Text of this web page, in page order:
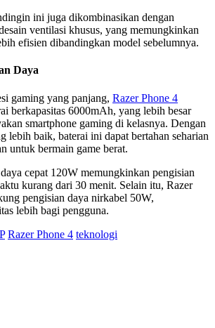
ini juga dikombinasikan dengan
ventilasi khusus, yang memungkinkan
efisien dibandingkan model sebelumnya.
Daya
gaming yang panjang, Razer Phone 4
berkapasitas 6000mAh, yang lebih besar
smartphone gaming di kelasnya. Dengan
lebih baik, baterai ini dapat bertahan seharian
untuk bermain game berat.
cepat 120W memungkinkan pengisian
kurang dari 30 menit. Selain itu, Razer
pengisian daya nirkabel 50W,
lebih bagi pengguna.
Razer Phone 4 teknologi